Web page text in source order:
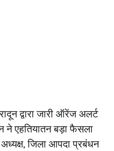
द्वारा जारी ऑरेंज अलर्ट
ने एहतियातन बड़ा फैसला
जिला आपदा प्रबंधन